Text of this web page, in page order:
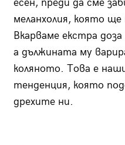
есен, преди да сме
меланхолия, която
Вкарваме екстра
а дължината му
коляното. Това е
тенденция, която
дрехите ни.